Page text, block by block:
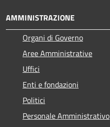
AMMINISTRAZIONE
Organi di Governo
Aree Amministrative
Uffici
Enti e fondazioni
Politici
Personale Amministrativo